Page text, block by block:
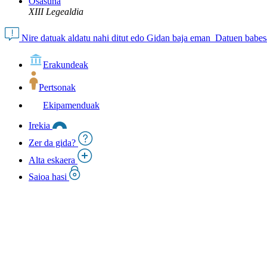
XIII Legealdia
Nire datuak aldatu nahi ditut edo Gidan baja eman Datuen
Erakundeak
Pertsonak
Ekipamenduak
Irekia
Zer da gida?
Alta eskaera
Saioa hasi